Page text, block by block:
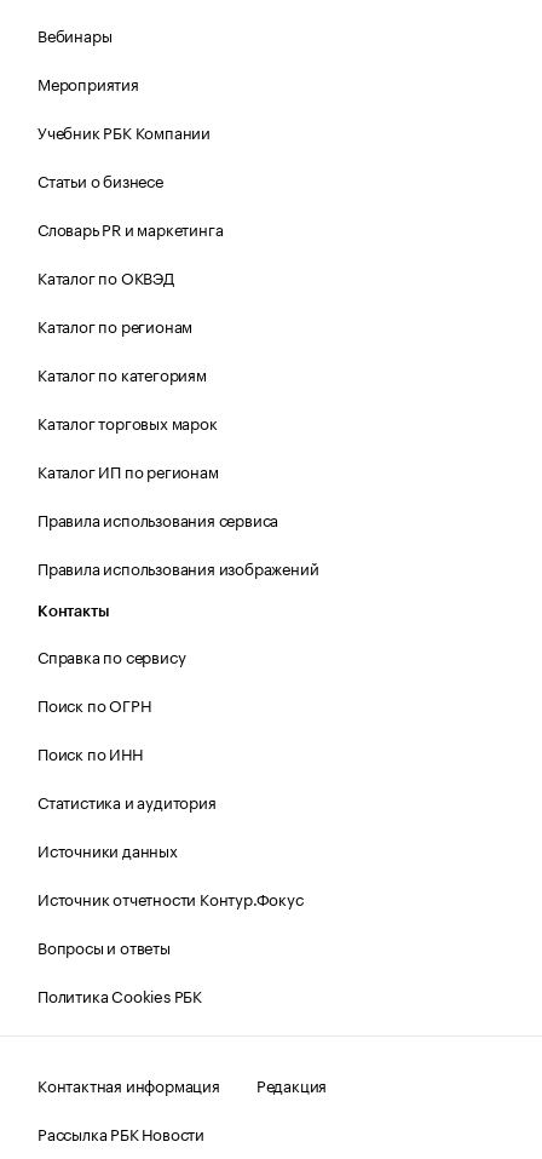
Вебинары
Мероприятия
Учебник РБК Компании
Статьи о бизнесе
Словарь PR и маркетинга
Каталог по ОКВЭД
Каталог по регионам
Каталог по категориям
Каталог торговых марок
Каталог ИП по регионам
Правила использования сервиса
Правила использования изображений
Контакты
Справка по сервису
Поиск по ОГРН
Поиск по ИНН
Статистика и аудитория
Источники данных
Источник отчетности Контур.Фокус
Вопросы и ответы
Политика Cookies РБК
Контактная информация
Редакция
Рассылка РБК Новости